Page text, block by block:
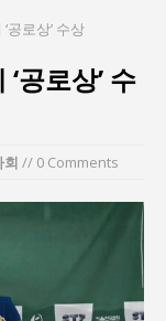
재 취임 논란 확산
구’인가?
약해질 수 있다”
종 판매
화의 새로운 길
건, 무엇이 문제인가?
공로상’ 수상
공로상’ 수
회 // 0 Comments